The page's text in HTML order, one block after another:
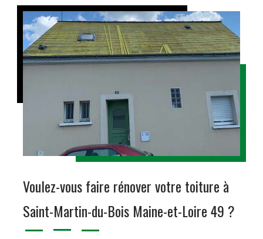
Voulez-vous faire rénover votre toiture à
Saint-Martin-du-Bois Maine-et-Loire 49 ?